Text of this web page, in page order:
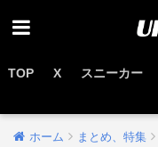
TOP X スニーカー
ホーム まとめ、特集